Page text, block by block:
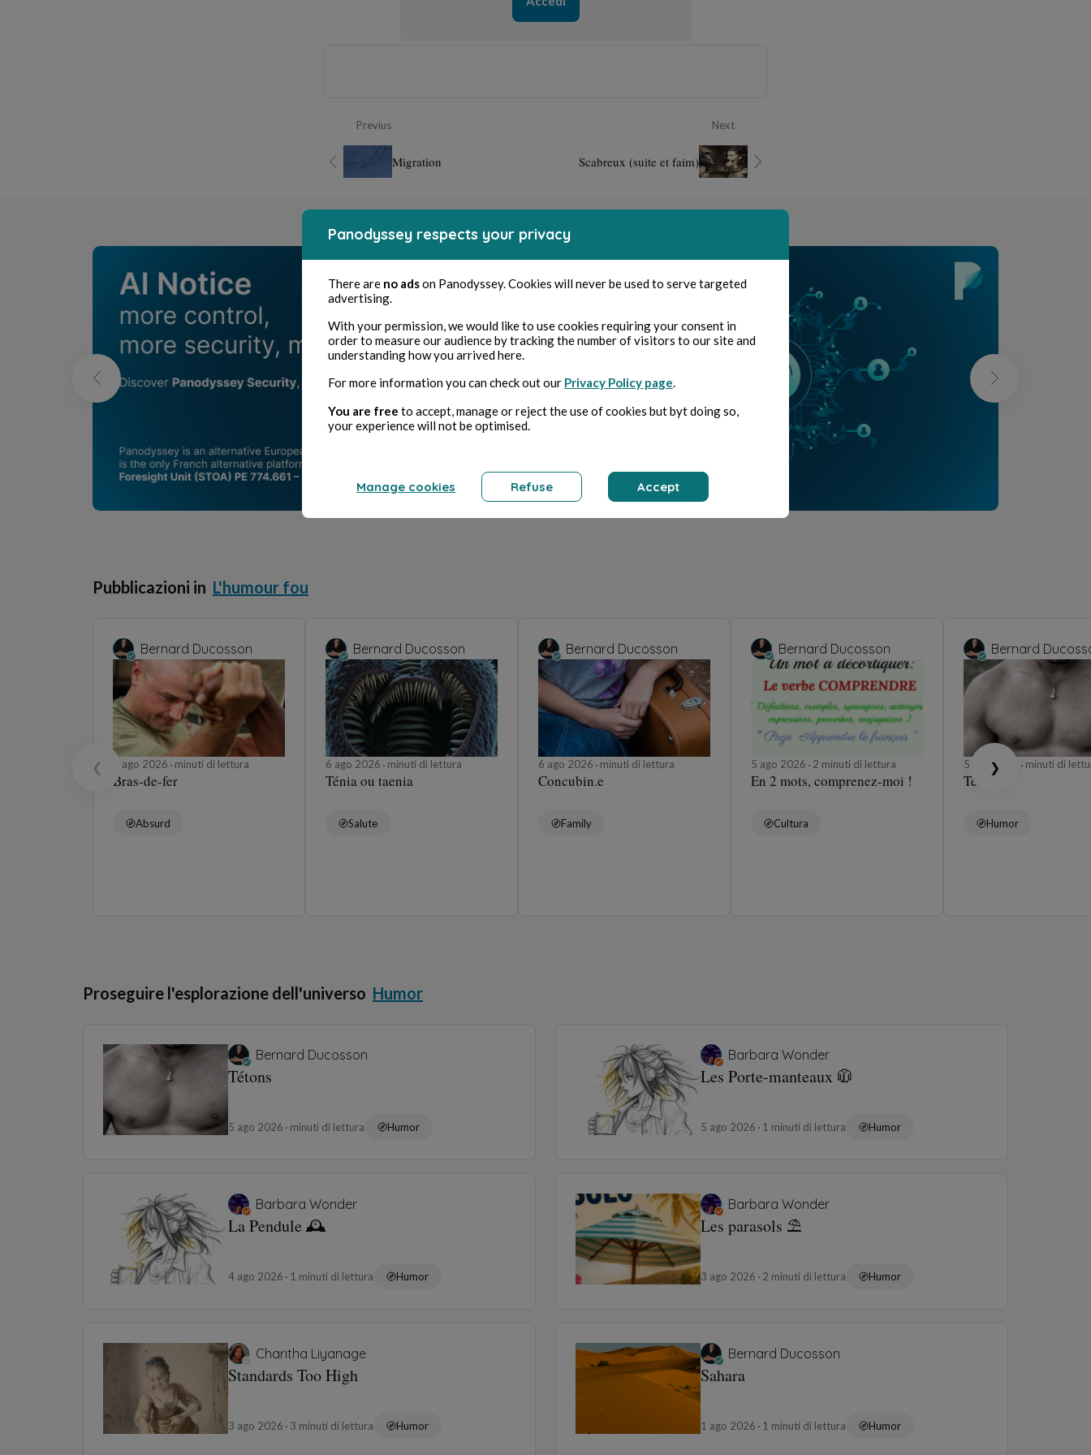
Previus
Migration
Next
Scabreux (suite et faim)
Pubblicazioni in L'humour fou
❮
Bernard Ducosson
6 ago 2026 minuti di lettura
Bras-de-fer
Absurd
Bernard Ducosson
6 ago 2026 minuti di lettura
Ténia ou taenia
Salute
Bernard Ducosson
6 ago 2026 minuti di lettura
Concubin.e
Family
Bernard Ducosson
5 ago 2026 2 minuti di lettura
En 2 mots, comprenez-moi !
Cultura
Bernard
5 ago 2026 minuti di
Tétons
Humor
❯
Proseguire l'esplorazione dell'universo Humor
Bernard Ducosson
Tétons
5 ago 2026 minuti di lettura Humor
Barbara Wonder
Les Porte-manteaux 🧥
5 ago 2026 1 minuti di lettura Humor
Barbara Wonder
La Pendule 🕰️
4 ago 2026 1 minuti di lettura Humor
Barbara Wonder
Les parasols ⛱️
3 ago 2026 2 minuti di lettura Humor
Charitha Liyanage
Standards Too High
3 ago 2026 3 minuti di lettura Humor
Bernard Ducosson
Sahara
1 ago 2026 1 minuti di lettura Humor
Panodyssey respects your privacy
There are no adson Panodyssey. Cookies will never be used to serve targeted
advertising.
With your permission, we would like to use cookies requiring your consent in
order to measure our audience by tracking the number of visitors to our site and
understanding how you arrived here.
For more information you can check out our Privacy Policy page.
You are free to accept, manage or reject the use of cookies but byt doing so,
your experience will not be optimised.
Manage cookies Refuse Accept